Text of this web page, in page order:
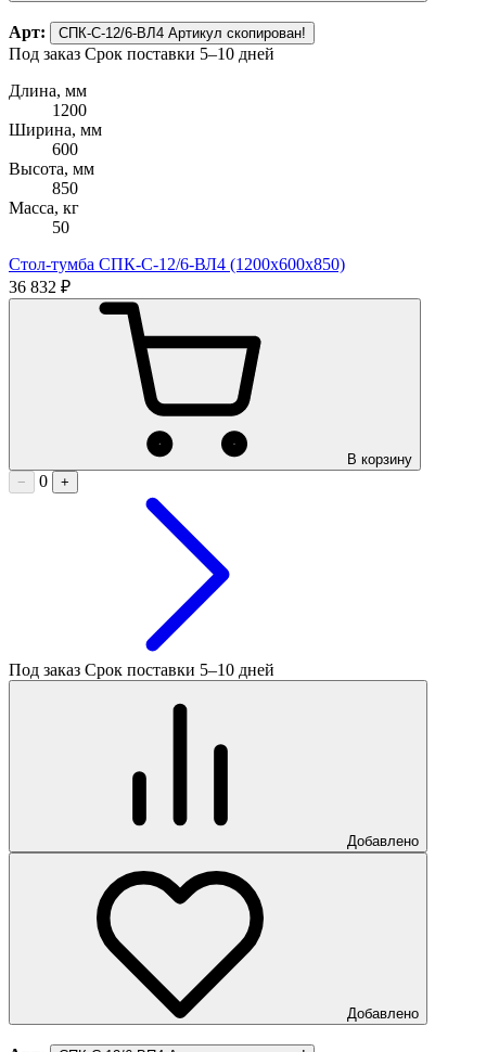
Арт: СПК-С-12/6-ВЛ4 Артикул скопирован!
Под заказ Срок поставки 5–10 дней
Длина, мм
1200
Ширина, мм
600
Высота, мм
850
Масса, кг
50
Стол-тумба СПК-С-12/6-ВЛ4 (1200х600х850)
36 832 ₽
В корзину
−
0 +
Под заказ Срок поставки 5–10 дней
Добавлено
Добавлено